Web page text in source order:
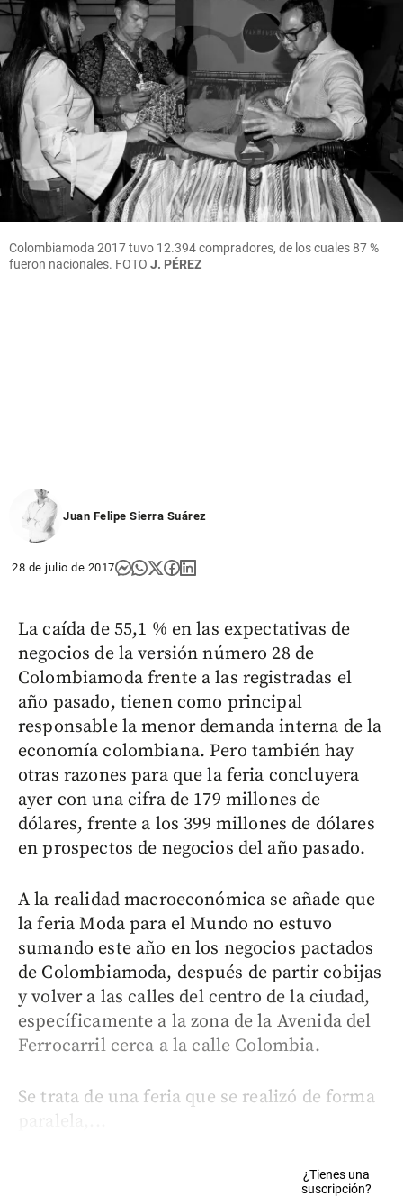
Colombiamoda 2017 tuvo 12.394 compradores, de los cuales 87 %
fueron nacionales. FOTO J. PÉREZ
Juan Felipe Sierra Suárez
28 de julio de 2017
La caída de 55,1 % en las expectativas de
negocios de la versión número 28 de
Colombiamoda frente a las registradas el
año pasado, tienen como principal
responsable la menor demanda interna de la
economía colombiana. Pero también hay
otras razones para que la feria concluyera
ayer con una cifra de 179 millones de
dólares, frente a los 399 millones de dólares
en prospectos de negocios del año pasado.
A la realidad macroeconómica se añade que
la feria Moda para el Mundo no estuvo
sumando este año en los negocios pactados
de Colombiamoda, después de partir cobijas
y volver a las calles del centro de la ciudad,
específicamente a la zona de la Avenida del
Ferrocarril cerca a la calle Colombia.
Se trata de una feria que se realizó de forma
paralela,...
¿Tienes una
suscripción?